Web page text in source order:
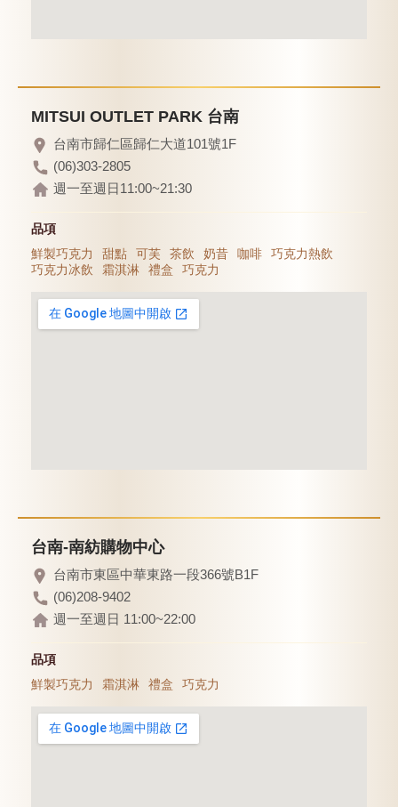
MITSUI OUTLET PARK 台南
台南市歸仁區歸仁大道101號1F
(06)303-2805
週一至週日11:00~21:30
品項
鮮製巧克力
甜點 可芙 茶飲 奶昔 咖啡
巧克力熱飲
巧克力冰飲
霜淇淋 禮盒 巧克力
台南-南紡購物中心
台南市東區中華東路一段366號B1F
(06)208-9402
週一至週日 11:00~22:00
品項
鮮製巧克力
霜淇淋 禮盒 巧克力